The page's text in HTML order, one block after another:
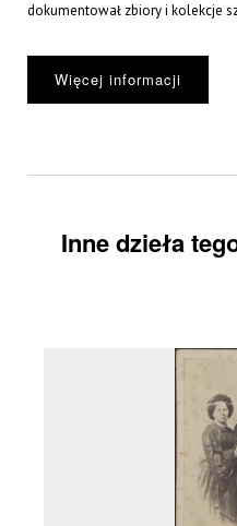
dokumentował zbiory i kolekcje
Więcej informacji
Inne dzieła